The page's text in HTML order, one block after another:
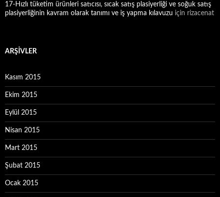
17-Hızlı tüketim ürünleri satıcısı, sıcak satış plasiyerliği ve soğuk satış
plasiyerliğinin kavram olarak tanımı ve iş yapma kılavuzu için rizacenat
ARŞIVLER
Kasım 2015
Ekim 2015
Eylül 2015
Nisan 2015
Mart 2015
Şubat 2015
Ocak 2015